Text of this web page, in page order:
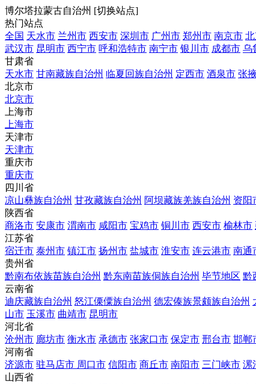
博尔塔拉蒙古自治州 [切换站点]
热门站点
全国 天水市 兰州市 西安市 深圳市 广州市 郑州市 南京市
武汉市 昆明市 西宁市 呼和浩特市 南宁市 银川市 成都市 乌
甘肃省
天水市 甘南藏族自治州 临夏回族自治州 定西市 酒泉市 张
北京市
北京市
上海市
上海市
天津市
天津市
重庆市
重庆市
四川省
凉山彝族自治州 甘孜藏族自治州 阿坝藏族羌族自治州 资阳
陕西省
商洛市 安康市 渭南市 咸阳市 宝鸡市 铜川市 西安市 榆林市
江苏省
宿迁市 泰州市 镇江市 扬州市 盐城市 淮安市 连云港市 南通
贵州省
黔南布依族苗族自治州 黔东南苗族侗族自治州 毕节地区 黔
云南省
迪庆藏族自治州 怒江傈僳族自治州 德宏傣族景颇族自治州
山市 玉溪市 曲靖市 昆明市
河北省
沧州市 廊坊市 衡水市 承德市 张家口市 保定市 邢台市 邯郸
河南省
济源市 驻马店市 周口市 信阳市 商丘市 南阳市 三门峡市 漯
山西省